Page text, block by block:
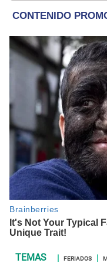
internacional,
FERIADOS